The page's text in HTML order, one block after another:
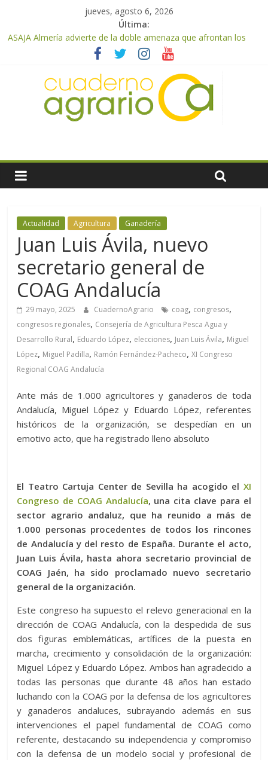
jueves, agosto 6, 2026
Última:
ASAJA Almería advierte de la doble amenaza que afrontan los
cítricos: la clorosis y la caída de los precios
ASAJA Almería: las primeras recolecciones de almendra
confirman una cosecha desigual marcada por las inclemencias
meteorológicas y la incertidumbre en los precios
El Ministerio de Agricultura, Pesca y Alimentación autoriza el
pago de 85 millones adicionales de ayudas de la PAC de
Cooperativas Agro-alimentarias de Andalucía celebra la
activación del mecanismo de regulación de oferta de aceite de
Actualidad Agricultura Ganadería
Juan Luis Ávila, nuevo
secretario general de
COAG Andalucía
29 mayo, 2025 CuadernoAgrario coag, congresos,
congresos regionales, Consejería de Agricultura Pesca Agua y
Desarrollo Rural, Eduardo López, elecciones, Juan Luis Ávila, Miguel
López, Miguel Padilla, Ramón Fernández-Pacheco,XI Congreso
Regional COAG Andalucía
Ante más de 1.000 agricultores y ganaderos de toda
Andalucía, Miguel López y Eduardo López, referentes
históricos de la organización, se despedían en un
emotivo acto, que ha registrado lleno absoluto
El Teatro Cartuja Center de Sevilla ha acogido el XI
Congreso de COAG Andalucía, una cita clave para el
sector agrario andaluz, que ha reunido a más de
1.000 personas procedentes de todos los rincones
de Andalucía y del resto de España. Durante el acto,
Juan Luis Ávila, hasta ahora secretario provincial de
COAG Jaén, ha sido proclamado nuevo secretario
general de la organización.
Este congreso ha supuesto el relevo generacional en la
dirección de COAG Andalucía, con la despedida de sus
dos figuras emblemáticas, artífices de la puesta en
marcha, crecimiento y consolidación de la organización:
Miguel López y Eduardo López. Ambos han agradecido a
todas las personas que durante 48 años han estado
luchando con la COAG por la defensa de los agricultores
y ganaderos andaluces, subrayando además en sus
intervenciones el papel fundamental de COAG como
referente, destacando su independencia y compromiso
con la defensa de un modelo social y profesional de